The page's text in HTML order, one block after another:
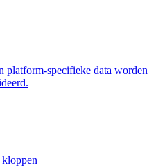
platform-specifieke data worden